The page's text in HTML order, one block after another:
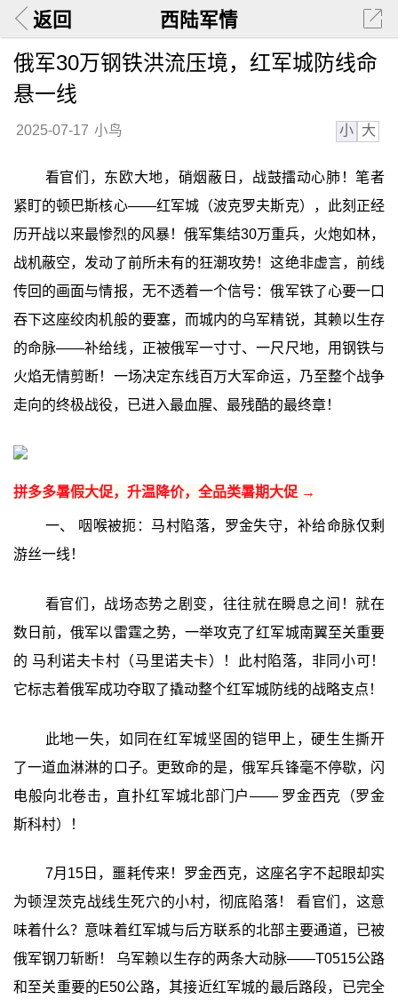
返回 西陆军情
俄军30万钢铁洪流压境，红军城防线命
悬一线
2025-07-17 小鸟 小 大
看官们，东欧大地，硝烟蔽日，战鼓擂动心肺！笔者
紧盯的顿巴斯核心——红军城（波克罗夫斯克），此刻正经
历开战以来最惨烈的风暴！俄军集结30万重兵，火炮如林，
战机蔽空，发动了前所未有的狂潮攻势！这绝非虚言，前线
传回的画面与情报，无不透着一个信号：俄军铁了心要一口
吞下这座绞肉机般的要塞，而城内的乌军精锐，其赖以生存
的命脉——补给线，正被俄军一寸寸、一尺尺地，用钢铁与
火焰无情剪断！一场决定东线百万大军命运，乃至整个战争
走向的终极战役，已进入最血腥、最残酷的最终章！
拼多多暑假大促，升温降价，全品类暑期大促 →
一、 咽喉被扼：马村陷落，罗金失守，补给命脉仅剩
游丝一线！
看官们，战场态势之剧变，往往就在瞬息之间！就在
数日前，俄军以雷霆之势，一举攻克了红军城南翼至关重要
的 马利诺夫卡村（马里诺夫卡）！此村陷落，非同小可！
它标志着俄军成功夺取了撬动整个红军城防线的战略支点！
此地一失，如同在红军城坚固的铠甲上，硬生生撕开
了一道血淋淋的口子。更致命的是，俄军兵锋毫不停歇，闪
电般向北卷击，直扑红军城北部门户—— 罗金西克（罗金
斯科村）！
7月15日，噩耗传来！罗金西克，这座名字不起眼却实
为顿涅茨克战线生死穴的小村，彻底陷落！ 看官们，这意
味着什么？意味着红军城与后方联系的北部主要通道，已被
俄军钢刀斩断！ 乌军赖以生存的两条大动脉——T0515公路
和至关重要的E50公路，其接近红军城的最后路段，已完全